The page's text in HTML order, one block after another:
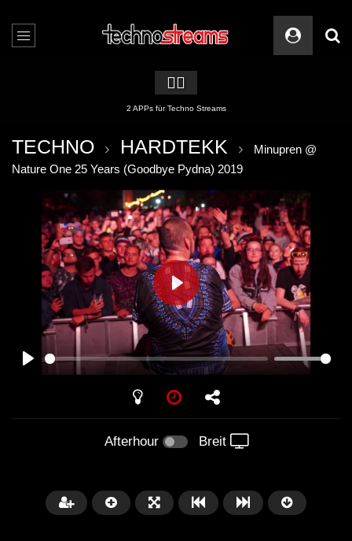
🏳️‍🌈
2 APPs für Techno Streams
TECHNO HARDTEKK
Minupren @
Nature One 25 Years (Goodbye Pydna) 2019
PLAY
PLAY
Afterhour Breit